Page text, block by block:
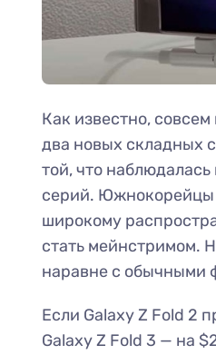
Как известно,
два новых складных
той, что
серий. Южнокорейцы
широкому
стать мейнстримом.
наравне с обычными
Если Galaxy Z Fold 2
Galaxy Z Fold 3 — на